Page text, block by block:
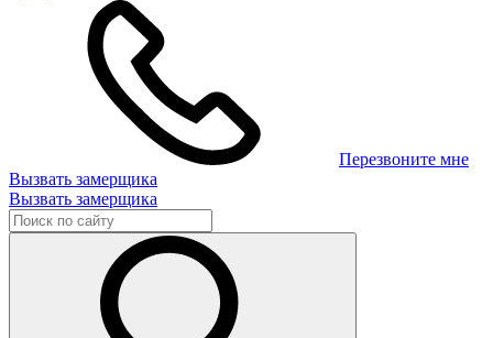
Перезвоните мне
Вызвать замерщика
Вызвать замерщика